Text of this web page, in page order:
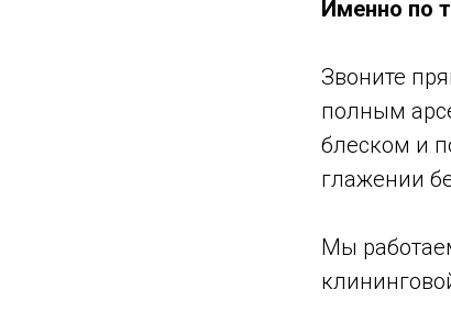
Именно по
Звоните
полным
блеском и
глажении
Мы